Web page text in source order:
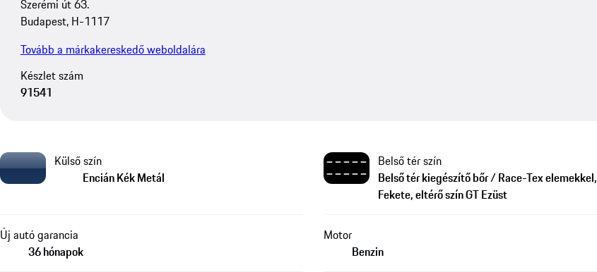
Szerémi út 63.
Budapest, H-1117
Tovább a márkakereskedő weboldalára
Készlet szám
91541
Külső szín
Encián Kék Metál
Belső tér szín
Belső tér kiegészítő bőr / Race-Tex elemekkel,
Fekete, eltérő szín GT Ezüst
Új autó garancia
36 hónapok
Motor
Benzin